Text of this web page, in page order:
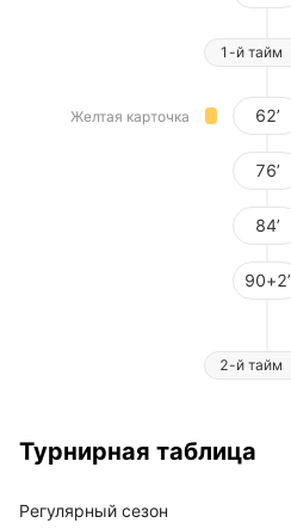
1-й тайм
Желтая карточка 62’
76’
84’
90+2’
2-й тайм
Турнирная таблица
Регулярный сезон